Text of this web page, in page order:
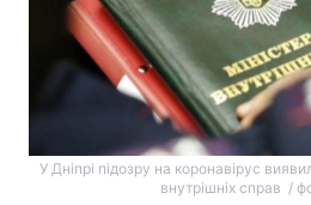
У Дніпрі підозру на коронавірус
внутрішніх справ /